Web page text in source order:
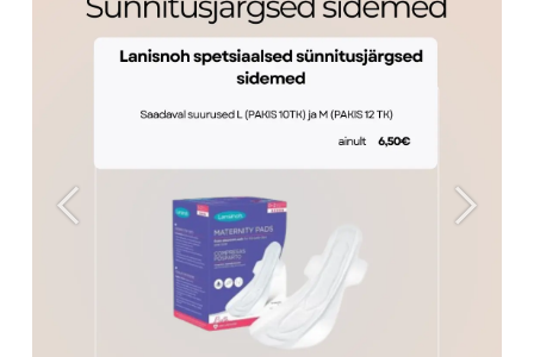
Previous Next